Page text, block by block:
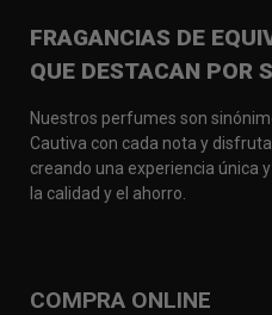
FRAGANCIAS DE
QUE DESTACAN POR
Nuestros perfumes son
Cautiva con cada nota y
creando una experiencia única
la calidad y el ahorro.
COMPRA ONLINE